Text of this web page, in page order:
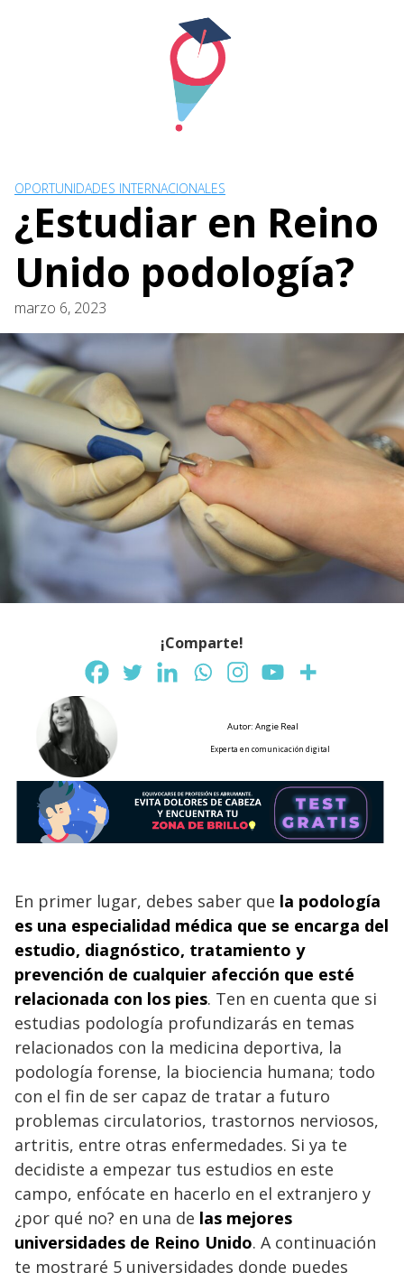
OPORTUNIDADES INTERNACIONALES
¿Estudiar en Reino
Unido podología?
marzo 6, 2023
¡Comparte!
Autor: Angie Real
Experta en comunicación digital
En primer lugar, debes saber que la podología
es una especialidad médica que se encarga del
estudio, diagnóstico, tratamiento y
prevención de cualquier afección que esté
relacionada con los pies. Ten en cuenta que si
estudias podología profundizarás en temas
relacionados con la medicina deportiva, la
podología forense, la biociencia humana; todo
con el fin de ser capaz de tratar a futuro
problemas circulatorios, trastornos nerviosos,
artritis, entre otras enfermedades. Si ya te
decidiste a empezar tus estudios en este
campo, enfócate en hacerlo en el extranjero y
¿por qué no? en una de las mejores
universidades de Reino Unido. A continuación
te mostraré 5 universidades donde puedes